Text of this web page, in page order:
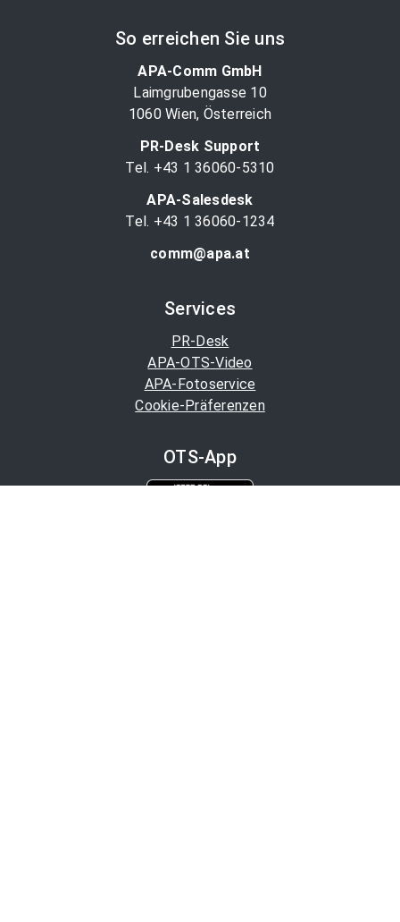
So erreichen Sie uns
APA-Comm GmbH
Laimgrubengasse 10
1060 Wien, Österreich
PR-Desk Support
Tel. +43 1 36060-5310
APA-Salesdesk
Tel. +43 1 36060-1234
comm@apa.at
Services
PR-Desk
APA-OTS-Video
APA-Fotoservice
Cookie-Präferenzen
OTS-App